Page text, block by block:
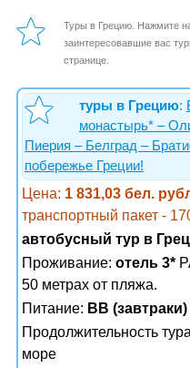
Туры в Грецию. Нажмите
заинтересовавшие вас
странице.
туры в Грецию:
монастырь* –
Пиерия – Белград –
побережье Греции!
Цена: 1 831,03 бел.
транспортный пакет -
автобусный тур в
Проживание: отель 3*
50 метрах от пляжа.
Питание: BB (завтраки)
Продолжительность
море